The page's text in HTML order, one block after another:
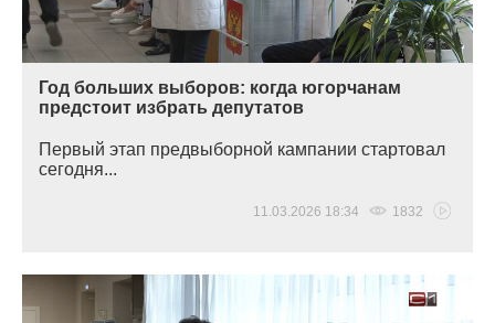
Год больших выборов: когда югорчанам
предстоит избрать депутатов
Первый этап предвыборной кампании стартовал
сегодня...
11.03.2026 18:34 1832